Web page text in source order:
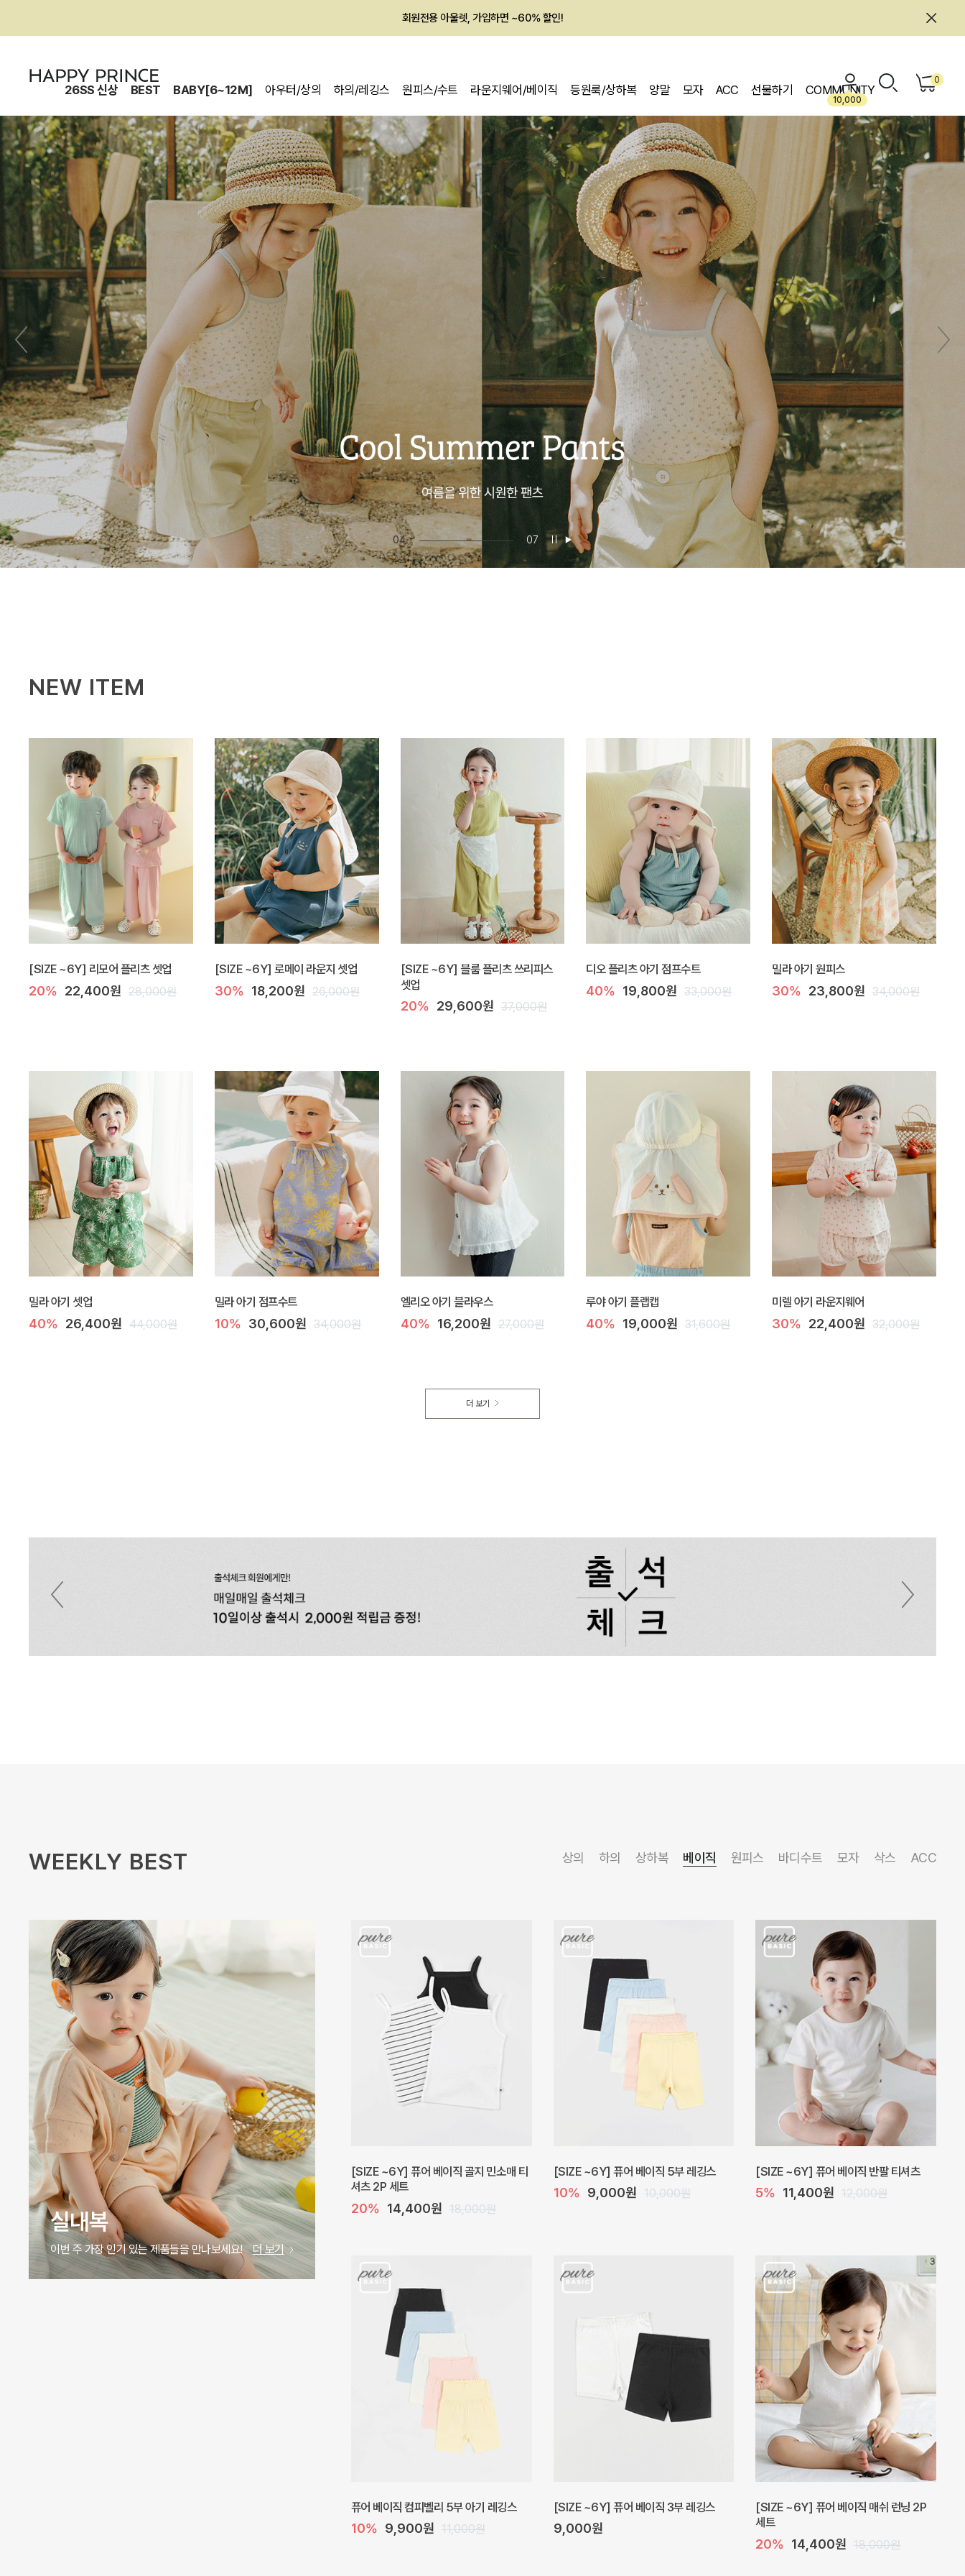
회원전용 아울렛, 가입하면 ~60% 할인!
26SS 신상 BEST BABY[6~12M] 아우터/상의 하의/레깅스 원피스/수트 라운지웨어/베이직 등원룩/상하복 양말 모자 ACC 선물하기 COMMUNITY
10,000
0
05 07
NEW ITEM
[SIZE ~6Y] 리모어 플리츠 셋업
20% 22,400원 28,000원
[SIZE ~6Y] 로메이 라운지 셋업
30% 18,200원 26,000원
[SIZE ~6Y] 블룸 플리츠 쓰리피스
셋업
20% 29,600원 37,000원
디오 플리츠 아기 점프수트
40% 19,800원 33,000원
밀라 아기 원피스
30% 23,800원 34,000원
밀라 아기 셋업
40% 26,400원 44,000원
밀라 아기 점프수트
10% 30,600원 34,000원
엘리오 아기 블라우스
40% 16,200원 27,000원
루야 아기 플랩캡
40% 19,000원 31,600원
미렐 아기 라운지웨어
30% 22,400원 32,000원
더 보기
WEEKLY BEST 상의 하의 상하복 베이직 원피스 바디수트 모자 삭스 ACC
원피스
이번 주 가장 인기 있는 제품들을 만나보세요! 더 보기
캐더린 뷔스티에 미니 아기 원피스
10% 24,300원
[SIZE ~6Y] 베르 원피스
30% 22,400원 32,000원
프로리 뷔스티에 미니 아기 원피스
20% 20,800원 26,000원
40% 22,200원 37,000원 5% 39,000원 41,000원 30% 23,800원 34,000원